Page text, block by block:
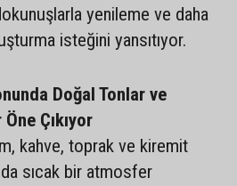
yenileme ve daha
isteğini yansıtıyor.
Doğal Tonlar ve
Çıkıyor
kahve, toprak ve kiremit
sıcak bir atmosfer